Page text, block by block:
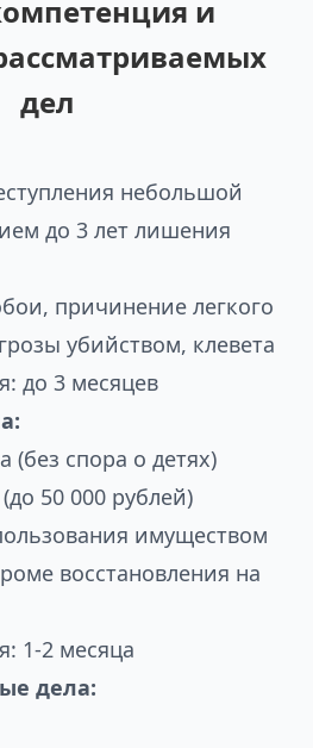
и
дел
небольшой
до 3 лет лишения
причинение легкого
убийством, клевета
до 3 месяцев
(без спора о детях)
50 000 рублей)
имуществом
восстановления на
1-2 месяца
дела: